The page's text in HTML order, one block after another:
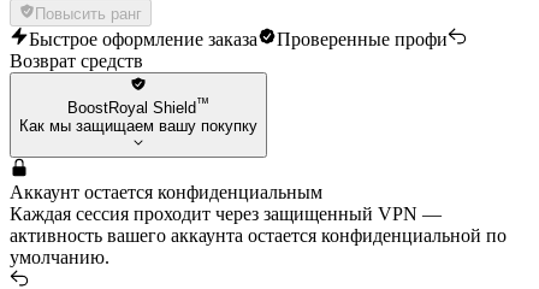
Повысить ранг
Быстрое оформление заказа
Проверенные профи
Возврат средств
BoostRoyal Shield™
Как мы защищаем вашу покупку
Аккаунт остается конфиденциальным
Каждая сессия проходит через защищенный VPN —
активность вашего аккаунта остается конфиденциальной по
умолчанию.